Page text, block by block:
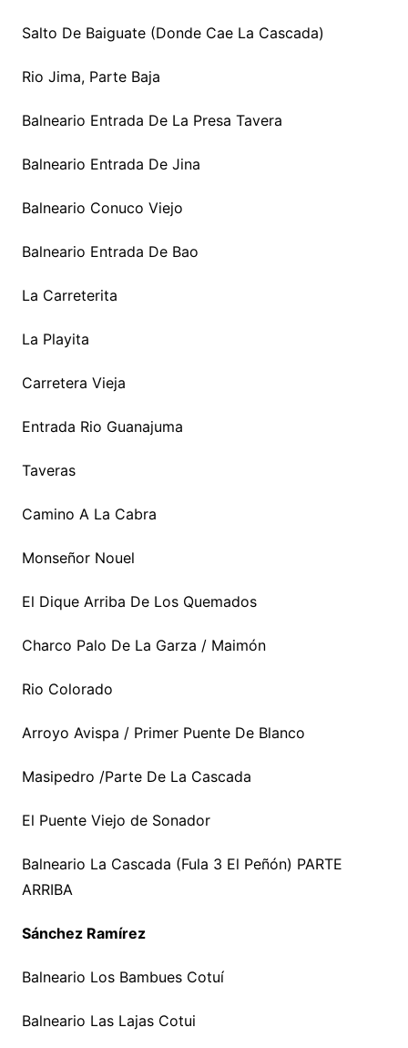
Salto De Baiguate (Donde Cae La Cascada)
Rio Jima, Parte Baja
Balneario Entrada De La Presa Tavera
Balneario Entrada De Jina
Balneario Conuco Viejo
Balneario Entrada De Bao
La Carreterita
La Playita
Carretera Vieja
Entrada Rio Guanajuma
Taveras
Camino A La Cabra
Monseñor Nouel
El Dique Arriba De Los Quemados
Charco Palo De La Garza / Maimón
Rio Colorado
Arroyo Avispa / Primer Puente De Blanco
Masipedro /Parte De La Cascada
El Puente Viejo de Sonador
Balneario La Cascada (Fula 3 El Peñón) PARTE
ARRIBA
Sánchez Ramírez
Balneario Los Bambues Cotuí
Balneario Las Lajas Cotui